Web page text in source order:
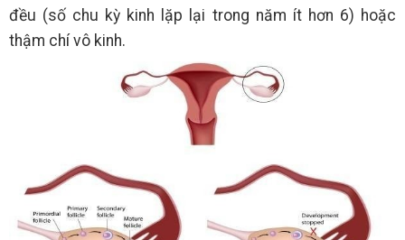
đều (số chu kỳ kinh lặp lại trong năm ít hơn 6) hoặc
thậm chí vô kinh.